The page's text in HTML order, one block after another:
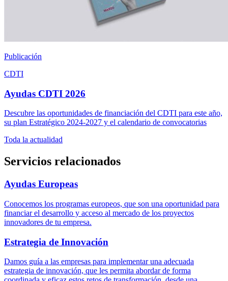
Publicación
CDTI
Ayudas CDTI 2026
Descubre las oportunidades de financiación del CDTI para este año,
su plan Estratégico 2024-2027 y el calendario de convocatorias
Toda la actualidad
Servicios relacionados
Ayudas Europeas
Conocemos los programas europeos, que son una oportunidad para
financiar el desarrollo y acceso al mercado de los proyectos
innovadores de tu empresa.
Estrategia de Innovación
Damos guía a las empresas para implementar una adecuada
estrategia de innovación, que les permita abordar de forma